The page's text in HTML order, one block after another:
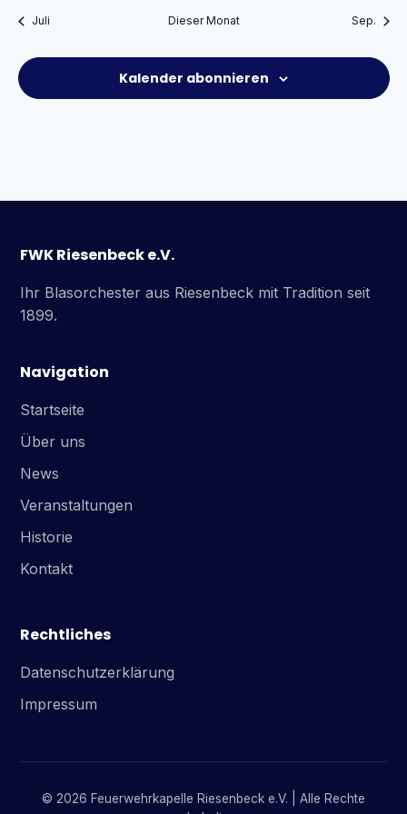
Juli Dieser Monat Sep.
Kalender abonnieren
FWK Riesenbeck e.V.
Ihr Blasorchester aus Riesenbeck mit Tradition seit
1899.
Navigation
Startseite
Über uns
News
Veranstaltungen
Historie
Kontakt
Rechtliches
Datenschutzerklärung
Impressum
© 2026 Feuerwehrkapelle Riesenbeck e.V. | Alle Rechte